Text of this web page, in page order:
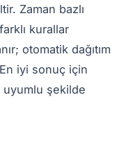
Zaman bazlı
kurallar
otomatik dağıtım
iyi sonuç için
şekilde